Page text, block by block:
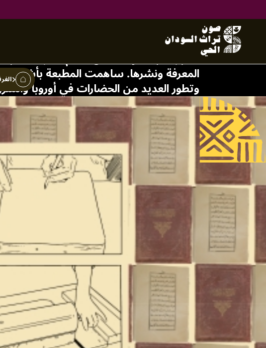
مطبعة الحجر
تعتبر الطباعة واحدة من أعظم اختراعات
المعرفة ونشرها. ساهمت المطبعة
وتطور العديد من الحضارات في أوروبا